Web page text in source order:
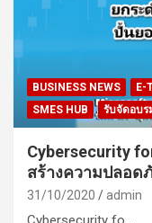
BUSINESS NEWS E-
SMES HUB
รับจัดอบ
Cybersecurity
สร้างความปลอด
31/10/2020 admin